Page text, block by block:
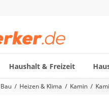
Haushalt & Freizeit
nach Kategorie
Heizen & Klima Kamin